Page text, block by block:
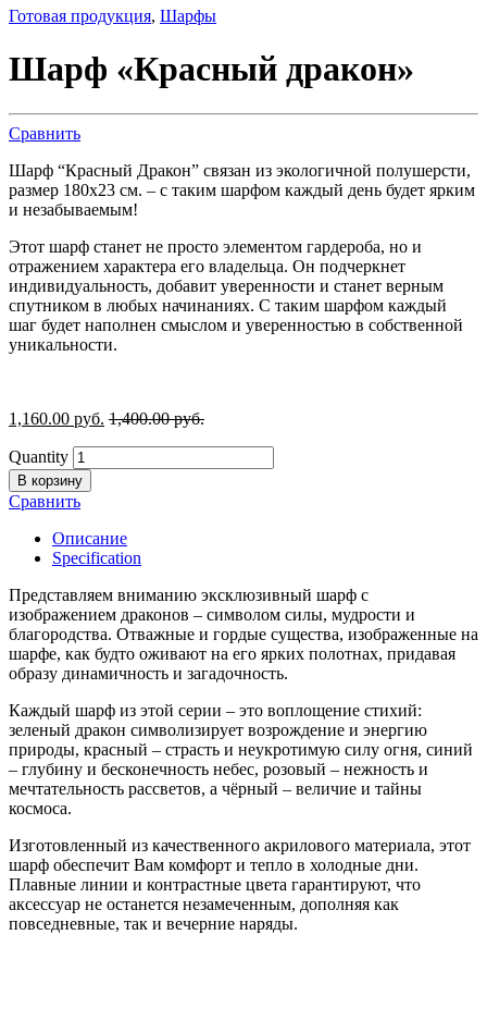
Готовая продукция, Шарфы
Шарф «Красный дракон»
Сравнить
Шарф “Красный Дракон” связан из экологичной полушерсти,
размер 180х23 см. – с таким шарфом каждый день будет ярким
и незабываемым!
Этот шарф станет не просто элементом гардероба, но и
отражением характера его владельца. Он подчеркнет
индивидуальность, добавит уверенности и станет верным
спутником в любых начинаниях. С таким шарфом каждый
шаг будет наполнен смыслом и уверенностью в собственной
уникальности.
1,160.00 руб. 1,400.00руб.
Quantity
В корзину
Сравнить
Описание
Specification
Представляем вниманию эксклюзивный шарф с
изображением драконов – символом силы, мудрости и
благородства. Отважные и гордые существа, изображенные на
шарфе, как будто оживают на его ярких полотнах, придавая
образу динамичность и загадочность.
Каждый шарф из этой серии – это воплощение стихий:
зеленый дракон символизирует возрождение и энергию
природы, красный – страсть и неукротимую силу огня, синий
– глубину и бесконечность небес, розовый – нежность и
мечтательность рассветов, а чёрный – величие и тайны
космоса.
Изготовленный из качественного акрилового материала, этот
шарф обеспечит Вам комфорт и тепло в холодные дни.
Плавные линии и контрастные цвета гарантируют, что
аксессуар не останется незамеченным, дополняя как
повседневные, так и вечерние наряды.